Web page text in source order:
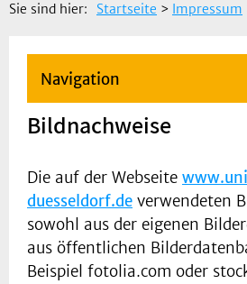
Sie sind hier: Startseite > Impressum
Navigation
Bildnachweise
Die auf der Webseite
duesseldorf.de verwendeten
sowohl aus der eigenen
aus öffentlichen
Beispiel fotolia.com oder